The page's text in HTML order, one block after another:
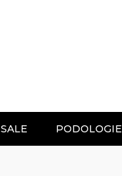
SALE PODOLOGIE